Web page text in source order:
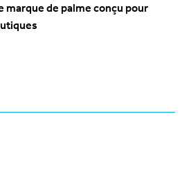
marque de palme conçu pour